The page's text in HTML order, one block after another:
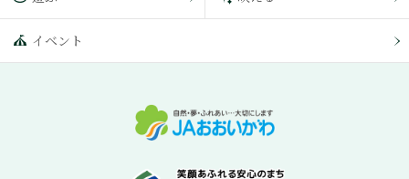
イベント